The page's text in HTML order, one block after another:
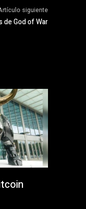
siguiente
de God of War